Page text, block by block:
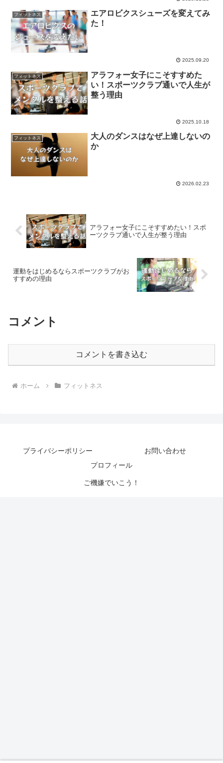
フィットネス
エアロビクスシューズを変えてみ
た！
2025.09.20
フィットネス
アラフォー女子にこそすすめた
い！スポーツクラブ通いで人生が
整う理由
2025.10.18
フィットネス
大人のダンスはなぜ上達しないの
か
2026.02.23
アラフォー女子にこそすすめたい！スポ
ーツクラブ通いで人生が整う理由
運動をはじめるならスポーツクラブがお
すすめの理由
コメント
コメントを書き込む
ホーム フィットネス
プライバシーポリシー
お問い合わせ
プロフィール
ご機嫌でいこう！